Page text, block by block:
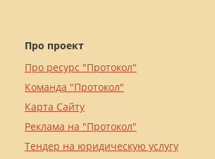
Про проект
Про ресурс "Протокол"
Команда "Протокол"
Карта Сайту
Реклама на "Протокол"
Тендер на юридическую услугу